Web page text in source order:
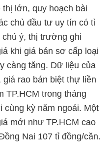
lớn, quy hoạch bài
chủ đầu tư uy tín có tỉ
chú ý, thị trường ghi
khi giá bán sơ cấp loại
càng tăng. Dữ liệu của
giá rao bán biệt thự liền
TP.HCM trong tháng
cùng kỳ năm ngoái. Một
mới như TP.HCM cao
Nai 107 tỉ đồng/căn.